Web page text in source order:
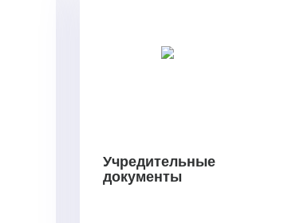
Учредительные
документы